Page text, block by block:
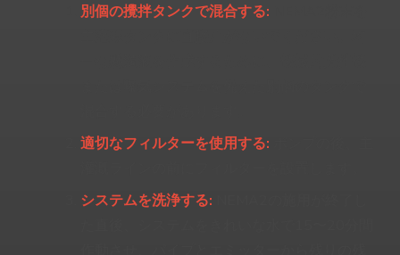
別個の攪拌タンクで混合する:
適切なフィルターを使用する:
システムを洗浄する: